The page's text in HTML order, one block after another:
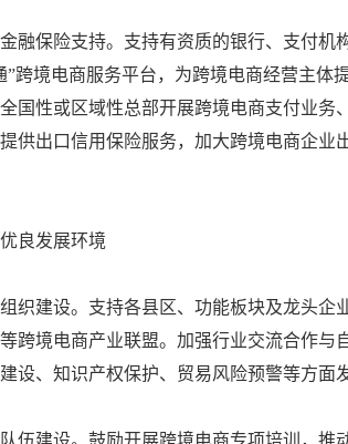
金融保险支持。支持有资质的银行、支付
”跨境电商服务平台，为跨境电商经营主
国性或区域性总部开展跨境电商支付业
供出口信用保险服务，加大跨境电商企
良发展环境
组织建设。支持各县区、功能板块及龙头
跨境电商产业联盟。加强行业交流合作
设、知识产权保护、贸易风险预警等方面
队伍建设。鼓励开展跨境电商专项培训，